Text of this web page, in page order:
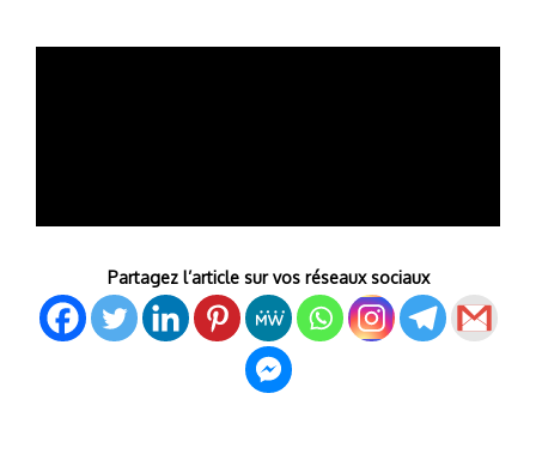
Partagez l’article sur vos réseaux sociaux